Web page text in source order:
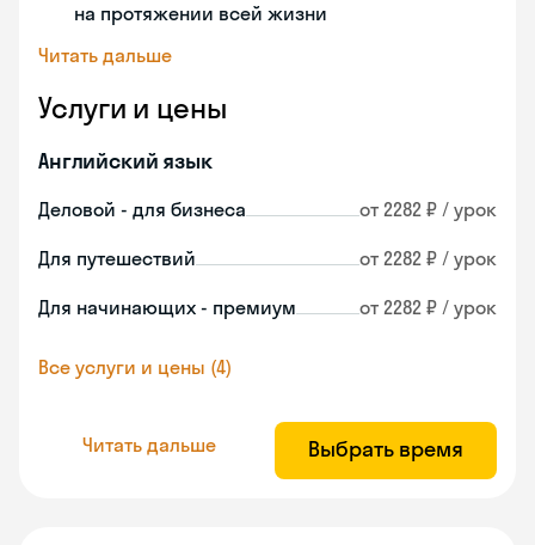
на протяжении всей жизни
Читать дальше
Услуги и цены
Английский язык
Деловой - для бизнеса от 2282 ₽ / урок
Для путешествий от 2282 ₽ / урок
Для начинающих - премиум от 2282 ₽ / урок
Все услуги и цены (4)
Читать дальше Выбрать время